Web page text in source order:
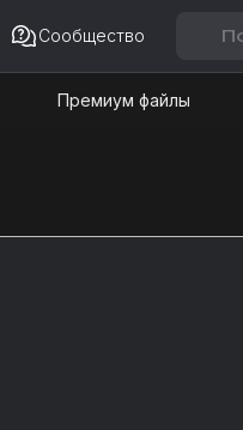
Сообщество
Премиум файлы